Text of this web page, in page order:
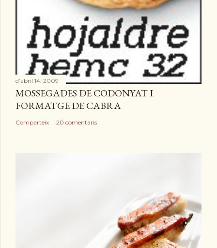
d’abril 14, 2009
MOSSEGADES DE CODONYAT I
FORMATGE DE CABRA
Comparteix 20 comentaris